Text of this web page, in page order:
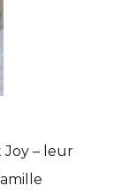
Joy – leur